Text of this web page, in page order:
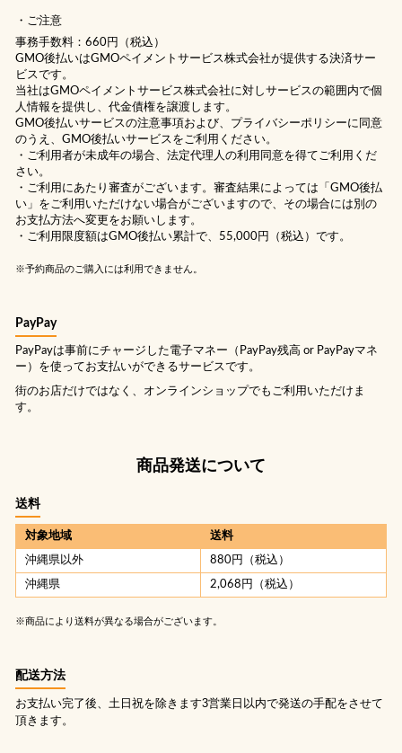
ご注意
事務手数料：660円（税込）
GMO後払いはGMOペイメントサービス株式会社が提供する決済サー
ビスです。
当社はGMOペイメントサービス株式会社に対しサービスの範囲内で個
人情報を提供し、代金債権を譲渡します。
GMO後払いサービスの注意事項および、 プライバシーポリシーに同意
のうえ、GMO後払いサービスをご利用ください。
・ご利用者が未成年の場合、法定代理人の利用同意を得てご利用くだ
さい。
・ご利用にあたり審査がございます。審査結果によっては「GMO後払
い」をご利用いただけない場合がございますので、その場合には別の
お支払方法へ変更をお願いします。
・ご利用限度額はGMO後払い累計で、55,000円（税込）です。
※予約商品のご購入には利用できません。
PayPay
PayPayは事前にチャージした電子マネー（PayPay残高 or PayPayマネ
ー）を使ってお支払いができるサービスです。
街のお店だけではなく、オンラインショップでもご利用いただけま
す。
商品発送について
送料
対象地域 送料
沖縄県以外 880円（税込）
沖縄県 2,068円（税込）
※商品により送料が異なる場合がございます。
配送方法
お支払い完了後、土日祝を除きます3営業日以内で発送の手配をさせて
頂きます。